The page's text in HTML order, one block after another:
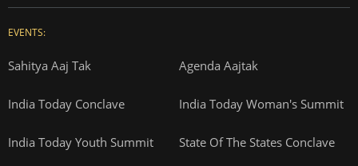
EVENTS:
Sahitya Aaj Tak Agenda Aajtak
India Today Conclave India Today Woman's Summit
India Today Youth Summit State Of The States Conclave